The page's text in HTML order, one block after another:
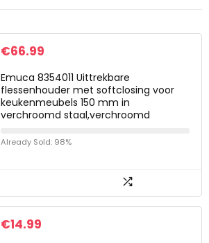
€66.99
Emuca 8354011 Uittrekbare
flessenhouder met softclosing voor
keukenmeubels 150 mm in
verchroomd staal,verchroomd
Already Sold: 98%
€14.99